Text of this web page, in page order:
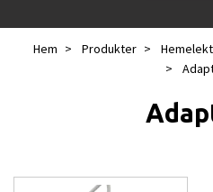
Hem Produkter